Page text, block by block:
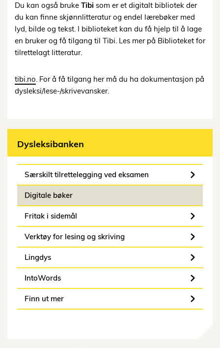
Du kan også bruke Tibi som er et digitalt bibliotek der
du kan finne skjønnlitteratur og endel lærebøker med
lyd, bilde og tekst. I biblioteket kan du få hjelp til å lage
en bruker og få tilgang til Tibi. Les mer på Biblioteket for
tilrettelagt litteratur.
tibi.no. For å få tilgang her må du ha dokumentasjon på
dysleksi/lese-/skrivevansker.
Dysleksibanken
Særskilt tilrettelegging ved eksamen
Digitale bøker
Fritak i sidemål
Verktøy for lesing og skriving
Lingdys
IntoWords
Finn ut mer